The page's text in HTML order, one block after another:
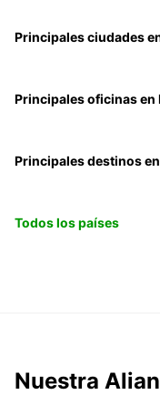
Principales ciudades
Principales oficinas en
Principales destinos
Todos los países
Nuestra